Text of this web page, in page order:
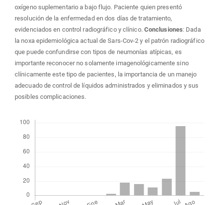
oxígeno suplementario a bajo flujo. Paciente quien presentó
resolución de la enfermedad en dos días de tratamiento,
evidenciados en control radiográfico y clínico. Conclusiones: Dada
la noxa epidemiológica actual de Sars-Cov-2 y el patrón radiográfico
que puede confundirse con tipos de neumonías atípicas, es
importante reconocer no solamente imagenológicamente sino
clínicamente este tipo de pacientes, la importancia de un manejo
adecuado de control de líquidos administrados y eliminados y sus
posibles complicaciones.